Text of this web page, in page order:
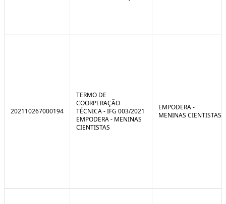
202110267000194
TERMO DE
COORPERAÇÃO
TÉCNICA - IFG 003/2021
EMPODERA - MENINAS
CIENTISTAS
EMPODERA -
MENINAS CIENTISTAS